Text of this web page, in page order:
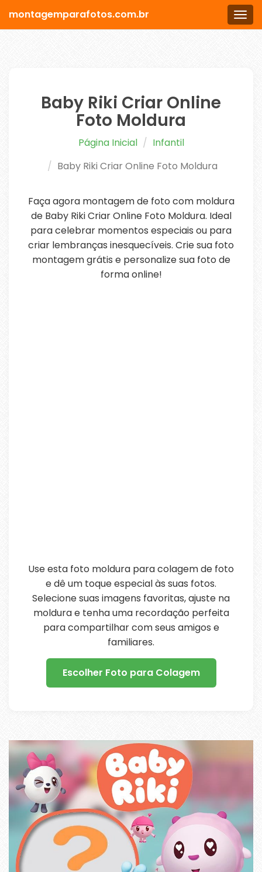
Menu
montagemparafotos.com.br
Baby Riki Criar Online
Foto Moldura
Página Inicial
Infantil
Baby Riki Criar Online Foto Moldura
Faça agora montagem de foto com moldura
de Baby Riki Criar Online Foto Moldura. Ideal
para celebrar momentos especiais ou para
criar lembranças inesquecíveis. Crie sua foto
montagem grátis e personalize sua foto de
forma online!
Use esta foto moldura para colagem de foto
e dê um toque especial às suas fotos.
Selecione suas imagens favoritas, ajuste na
moldura e tenha uma recordação perfeita
para compartilhar com seus amigos e
familiares.
Escolher Foto para Colagem